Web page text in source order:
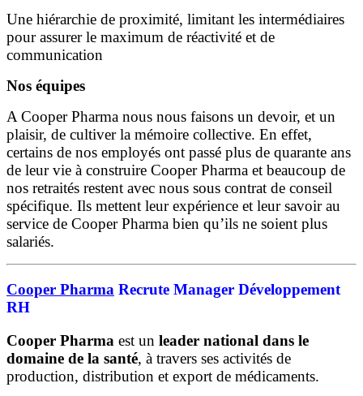
Une hiérarchie de proximité, limitant les intermédiaires
pour assurer le maximum de réactivité et de
communication
Nos équipes
A Cooper Pharma nous nous faisons un devoir, et un
plaisir, de cultiver la mémoire collective. En effet,
certains de nos employés ont passé plus de quarante ans
de leur vie à construire Cooper Pharma et beaucoup de
nos retraités restent avec nous sous contrat de conseil
spécifique. Ils mettent leur expérience et leur savoir au
service de Cooper Pharma bien qu’ils ne soient plus
salariés.
Cooper Pharma Recrute Manager Développement
RH
Cooper Pharma est un leader national dans le
domaine de la santé, à travers ses activités de
production, distribution et export de médicaments.